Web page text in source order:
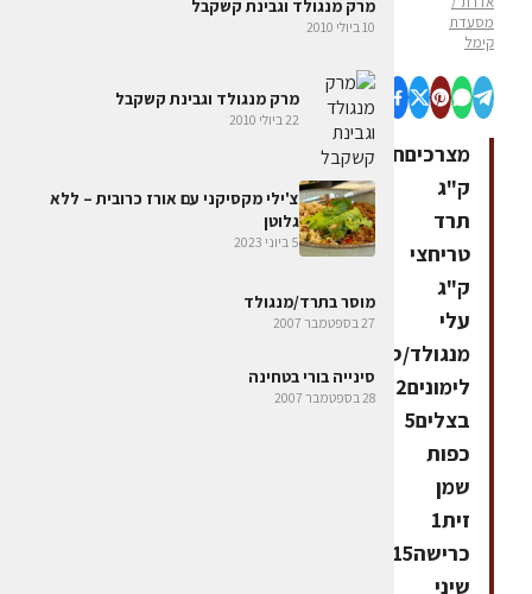
מסעדת
קימל
מצרכיםחצי
ק"ג
תרד
טריחצי
ק"ג
עלי
לימונים2
בצלים5
כפות
שמן
זית1
כרישה15
שיני
מרק מנגולד וגבינת קשקבל
10 ביולי 2010
מרק מנגולד וגבינת קשקבל
22 ביולי 2010
צ'ילי מקסיקני עם אורז כרובית – ללא
גלוטן
5 ביוני 2023
מוסר בתרד/מנגולד
27 בספטמבר 2007
סינייה בורי בטחינה
28 בספטמבר 2007